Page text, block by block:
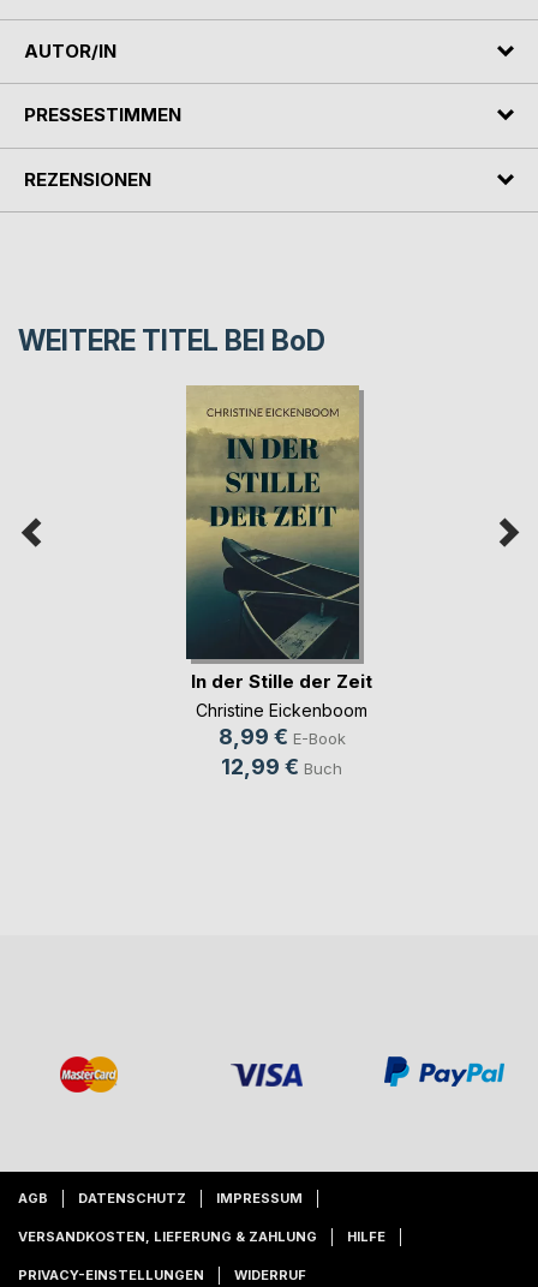
AUTOR/IN
PRESSESTIMMEN
REZENSIONEN
WEITERE TITEL BEI BoD
In der Stille der Zeit
Christine Eickenboom
8,99 € E-Book
12,99 € Buch
AGB DATENSCHUTZ IMPRESSUM
VERSANDKOSTEN, LIEFERUNG & ZAHLUNG HILFE
PRIVACY-EINSTELLUNGEN WIDERRUF